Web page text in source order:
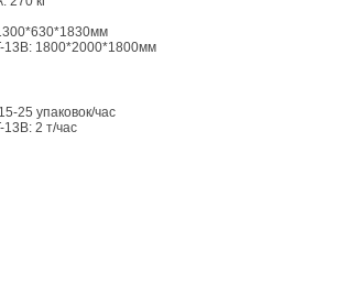
13B: 1800*2000*1800мм
25 упаковок/час
2 т/час